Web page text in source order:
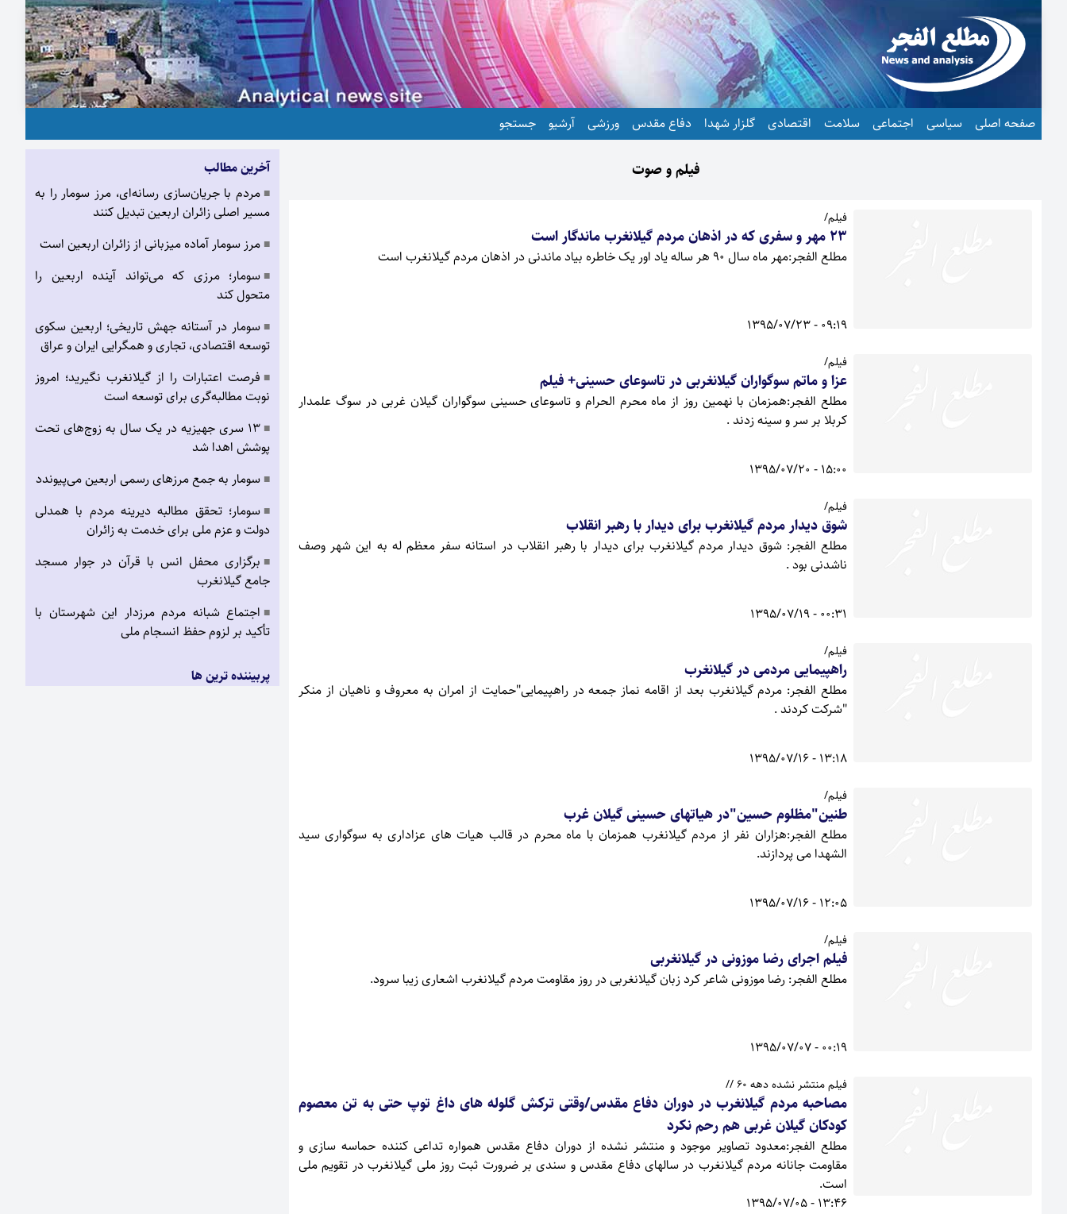
صفحه اصلی سیاسی اجتماعی سلامت اقتصادی گلزار شهدا دفاع مقدس ورزشی آرشیو جستجو
فیلم و صوت
فیلم/
23 مهر و سفری که در اذهان مردم گیلانغرب ماندگار است
مطلع الفجر:مهر ماه سال 90 هر ساله یاد اور یک خاطره بیاد ماندنی در اذهان مردم گیلانغرب است
09:19 - 1395/07/23
فیلم/
عزا و ماتم سوگواران گیلانغربی در تاسوعای حسینی+ فیلم
مطلع الفجر:همزمان با نهمین روز از ماه محرم الحرام و تاسوعای حسینی سوگواران گیلان غربی در سوگ علمدار
کربلا بر سر و سینه زدند .
15:00 - 1395/07/20
فیلم/
شوق دیدار مردم گیلانغرب برای دیدار با رهبر انقلاب
مطلع الفجر: شوق دیدار مردم گیلانغرب برای دیدار با رهبر انقلاب در استانه سفر معظم له به این شهر وصف
ناشدنی بود .
00:31 - 1395/07/19
فیلم/
راهپیمایی مردمی در گیلانغرب
مطلع الفجر: مردم گیلانغرب بعد از اقامه نماز جمعه در راهپیمایی"حمایت از امران به معروف و ناهیان از منکر
"شرکت کردند .
13:18 - 1395/07/16
فیلم/
طنین"مظلوم حسین"در هیاتهای حسینی گیلان غرب
مطلع الفجر:هزاران نفر از مردم گیلانغرب همزمان با ماه محرم در قالب هیات های عزاداری به سوگواری سید
الشهدا می پردازند.
12:05 - 1395/07/16
فیلم/
فیلم اجرای رضا موزونی در گیلانغربی
مطلع الفجر: رضا موزونی شاعر کرد زبان گیلانغربی در روز مقاومت مردم گیلانغرب اشعاری زیبا سرود.
00:19 - 1395/07/07
فیلم منتشر نشده دهه 60 //
مصاحبه مردم گیلانغرب در دوران دفاع مقدس/وقتی ترکش گلوله های داغ توپ حتی به تن معصوم
کودکان گیلان غربی هم رحم نکرد
مطلع الفجر:معدود تصاویر موجود و منتشر نشده از دوران دفاع مقدس همواره تداعی کننده حماسه سازی و
مقاومت جانانه مردم گیلانغرب در سالهای دفاع مقدس و سندی بر ضرورت ثبت روز ملی گیلانغرب در تقویم ملی
است.
13:46 - 1395/07/05
آخرین مطالب
■ مردم با جریان‌سازی رسانه‌ای، مرز سومار را به
مسیر اصلی زائران اربعین تبدیل کنند
■ مرز سومار آماده میزبانی از زائران اربعین است
■ سومار؛ مرزی که می‌تواند آینده اربعین را
متحول کند
■ سومار در آستانه جهش تاریخی؛ اربعین سکوی
توسعه اقتصادی، تجاری و همگرایی ایران و عراق
■ فرصت اعتبارات را از گیلانغرب نگیرید؛ امروز
نوبت مطالبه‌گری برای توسعه است
■
۱۳ سری جهیزیه در یک سال به زوج‌های تحت
پوشش اهدا شد
■ سومار به جمع مرزهای رسمی اربعین می‌پیوندد
■ سومار؛ تحقق مطالبه دیرینه مردم با همدلی
دولت و عزم ملی برای خدمت به زائران
■ برگزاری محفل انس با قرآن در جوار مسجد
جامع گیلانغرب
■ اجتماع شبانه مردم مرزدار این شهرستان با
تأکید بر لزوم حفظ انسجام ملی
پربیننده ترین ها